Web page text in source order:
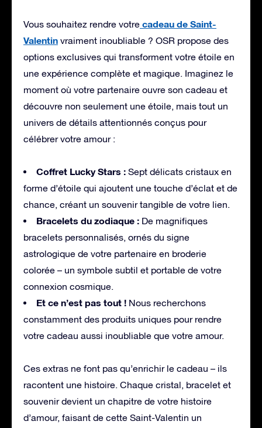
Vous souhaitez rendre votre cadeau de Saint-
Valentin vraiment inoubliable ? OSR propose des
options exclusives qui transforment votre étoile en
une expérience complète et magique. Imaginez le
moment où votre partenaire ouvre son cadeau et
découvre non seulement une étoile, mais tout un
univers de détails attentionnés conçus pour
célébrer votre amour :
Coffret Lucky Stars : Sept délicats cristaux en
forme d’étoile qui ajoutent une touche d’éclat et de
chance, créant un souvenir tangible de votre lien.
Bracelets du zodiaque : De magnifiques
bracelets personnalisés, ornés du signe
astrologique de votre partenaire en broderie
colorée – un symbole subtil et portable de votre
connexion cosmique.
Et ce n’est pas tout ! Nous recherchons
constamment des produits uniques pour rendre
votre cadeau aussi inoubliable que votre amour.
Ces extras ne font pas qu’enrichir le cadeau – ils
racontent une histoire. Chaque cristal, bracelet et
souvenir devient un chapitre de votre histoire
d’amour, faisant de cette Saint-Valentin un